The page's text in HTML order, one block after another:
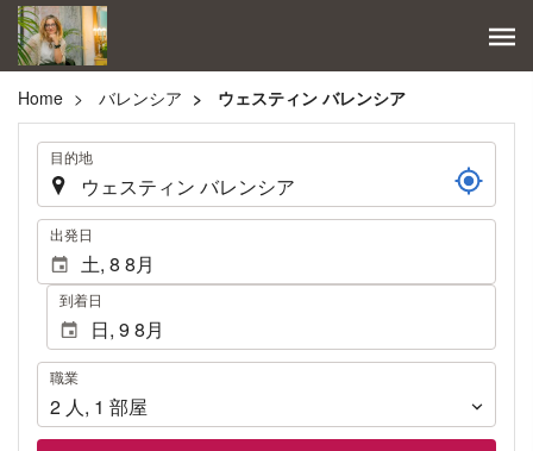
Home バレンシア ウェスティン バレンシア
. 目的地
. 出発日
到着日
職
業
職業
2 人, 1 部屋